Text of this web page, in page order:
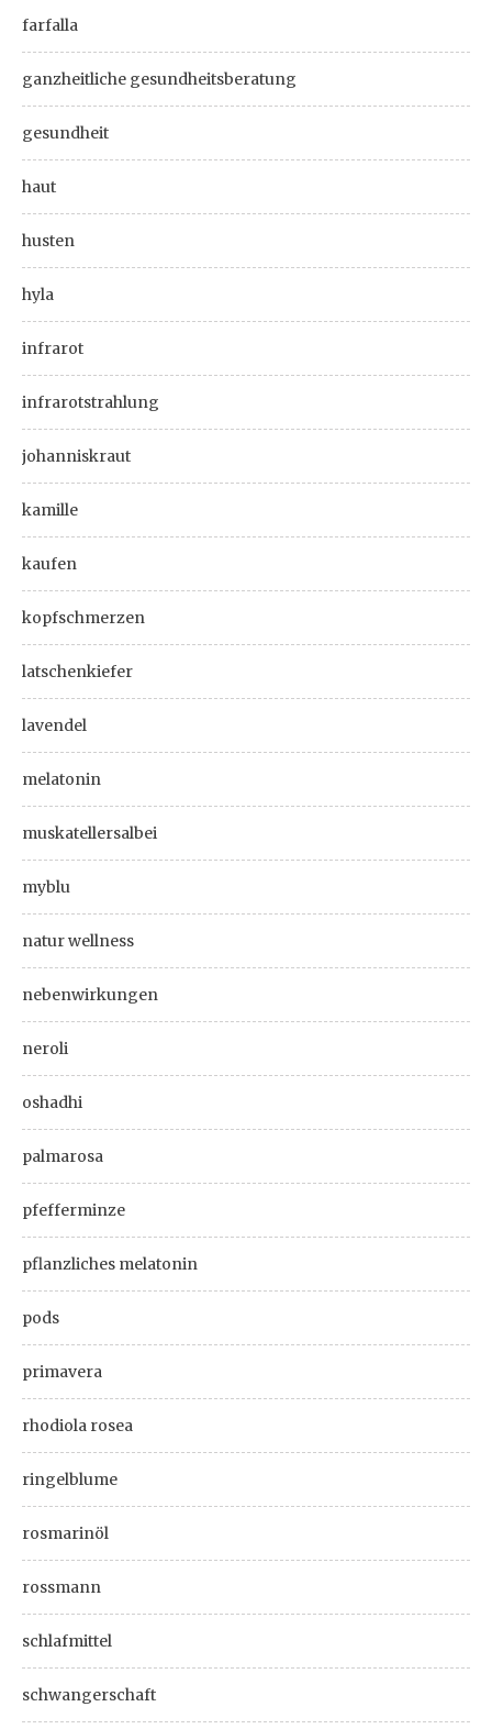
farfalla
ganzheitliche gesundheitsberatung
gesundheit
haut
husten
hyla
infrarot
infrarotstrahlung
johanniskraut
kamille
kaufen
kopfschmerzen
latschenkiefer
lavendel
melatonin
muskatellersalbei
myblu
natur wellness
nebenwirkungen
neroli
oshadhi
palmarosa
pfefferminze
pflanzliches melatonin
pods
primavera
rhodiola rosea
ringelblume
rosmarinöl
rossmann
schlafmittel
schwangerschaft